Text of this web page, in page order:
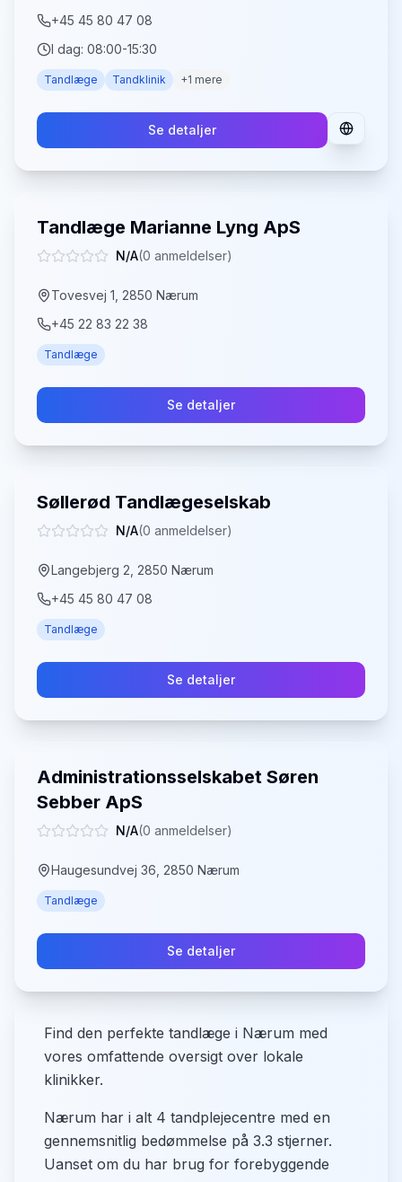
+45 45 80 47 08
I dag: 08:00-15:30
Tandlæge Tandklinik +1 mere
Se detaljer
Tandlæge Marianne Lyng ApS
N/A(0 anmeldelser)
Tovesvej 1, 2850 Nærum
+45 22 83 22 38
Tandlæge
Se detaljer
Søllerød Tandlægeselskab
N/A(0 anmeldelser)
Langebjerg 2, 2850 Nærum
+45 45 80 47 08
Tandlæge
Se detaljer
Administrationsselskabet Søren
Sebber ApS
N/A(0 anmeldelser)
Haugesundvej 36, 2850 Nærum
Tandlæge
Se detaljer
Find den perfekte tandlæge i Nærum med
vores omfattende oversigt over lokale
klinikker.
Nærum har i alt 4 tandplejecentre med en
gennemsnitlig bedømmelse på 3.3 stjerner.
Uanset om du har brug for forebyggende